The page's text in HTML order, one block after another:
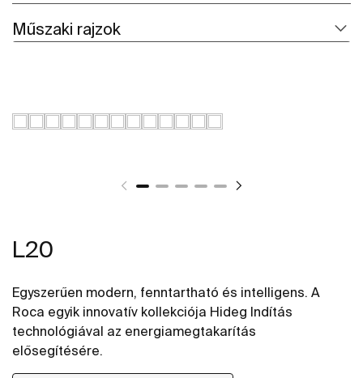
Műszaki rajzok
L20
Egyszerűen modern, fenntartható és intelligens. A
Roca egyik innovatív kollekciója Hideg Indítás
technológiával az energiamegtakarítás
elősegítésére.